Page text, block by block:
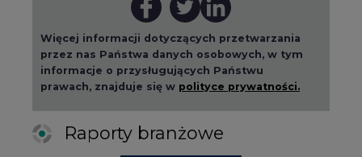
Więcej informacji dotyczących przetwarzania
przez nas Państwa danych osobowych, w tym
informacje o przysługujących Państwu
prawach, znajduje się w polityce prywatności.
Raporty branżowe